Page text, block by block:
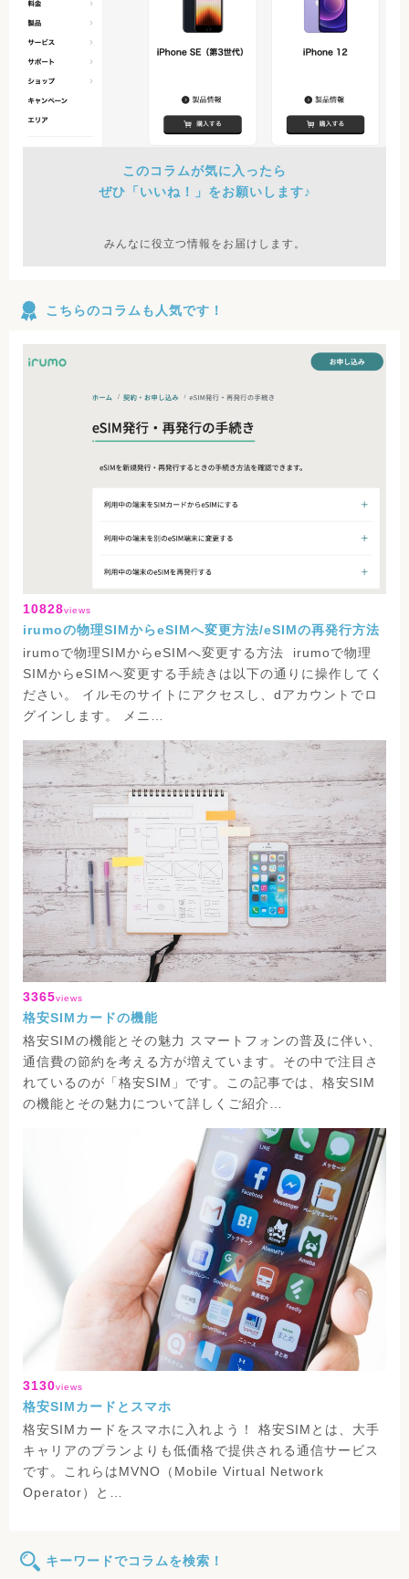
このコラムが気に入ったら
ぜひ「いいね！」をお願いします♪
みんなに役立つ情報をお届けします。
こちらのコラムも人気です！
10828views
irumoの物理SIMからeSIMへ変更方法/eSIMの再発行方法
irumoで物理SIMからeSIMへ変更する方法 irumoで物理
SIMからeSIMへ変更する手続きは以下の通りに操作してく
ださい。 イルモのサイトにアクセスし、dアカウントでロ
グインします。 メニ…
3365views
格安SIMカードの機能
格安SIMの機能とその魅力 スマートフォンの普及に伴い、
通信費の節約を考える方が増えています。その中で注目さ
れているのが「格安SIM」です。この記事では、格安SIM
の機能とその魅力について詳しくご紹介…
3130views
格安SIMカードとスマホ
格安SIMカードをスマホに入れよう！ 格安SIMとは、大手
キャリアのプランよりも低価格で提供される通信サービス
です。これらはMVNO（Mobile Virtual Network
Operator）と…
キーワードでコラムを検索！